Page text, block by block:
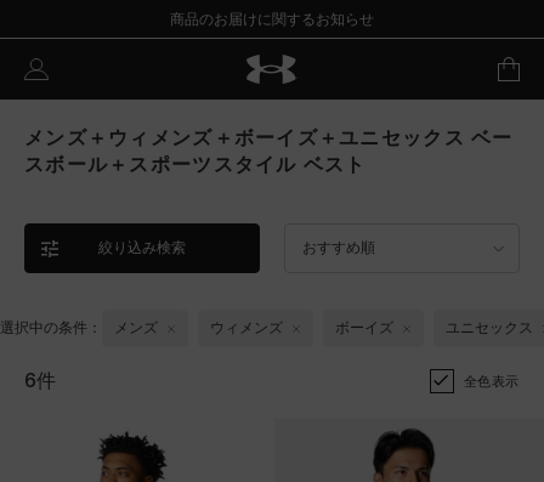
商品のお届けに関するお知らせ
メンズ＋ウィメンズ＋ボーイズ＋ユニセックス ベー
スボール＋スポーツスタイル ベスト
絞り込み検索 おすすめ順
選択中の条件： メンズ ウィメンズ ボーイズ ユニセックス
6件 全色表示